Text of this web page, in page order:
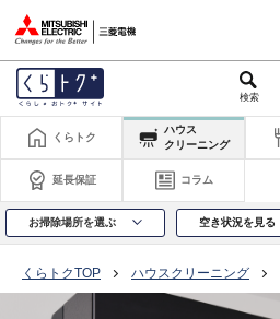
くらトク
ハウス
クリーニング
延長保証 コラム
お掃除場所を選ぶ 空き状況を見る
くらトクTOP ハウスクリーニング